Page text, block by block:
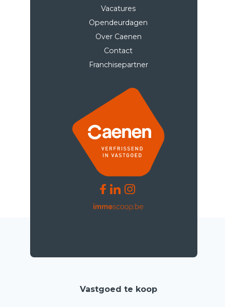
Vacatures
Opendeurdagen
Over Caenen
Contact
Franchisepartner
Vastgoed te koop